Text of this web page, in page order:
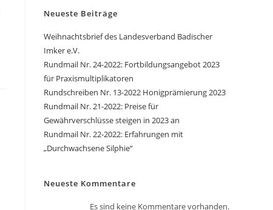
Neueste Beiträge
Weihnachtsbrief des Landesverband Badischer
Imker e.V.
Rundmail Nr. 24-2022: Fortbildungsangebot 2023
für Praxismultiplikatoren
Rundschreiben Nr. 13-2022 Honigprämierung 2023
Rundmail Nr. 21-2022: Preise für
Gewährverschlüsse steigen in 2023 an
Rundmail Nr. 22-2022: Erfahrungen mit
„Durchwachsene Silphie“
Neueste Kommentare
Es sind keine Kommentare vorhanden.